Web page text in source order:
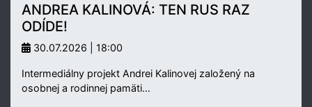
ANDREA KALINOVÁ: TEN RUS RAZ
ODÍDE!
30.07.2026 | 18:00
Intermediálny projekt Andrei Kalinovej založený na
osobnej a rodinnej pamäti…